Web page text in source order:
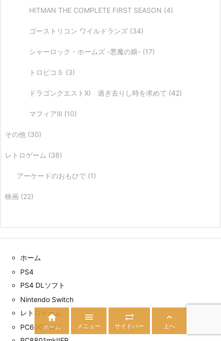
HITMAN THE COMPLETE FIRST SEASON (4)
ゴーストリコン ワイルドランズ (34)
シャーロック・ホームズ -悪魔の娘- (17)
トロピコ５ (3)
ドラゴンクエストXI 過ぎ去りし時を求めて (42)
マフィアⅢ (10)
その他 (30)
レトロゲーム (38)
アーケードのおもひで (1)
映画 (22)
ホーム
PS4
PS4 DLソフト
Nintendo Switch
レトロゲーム
PC6001mkII

ホーム

メニュー

サイドバー

上へ